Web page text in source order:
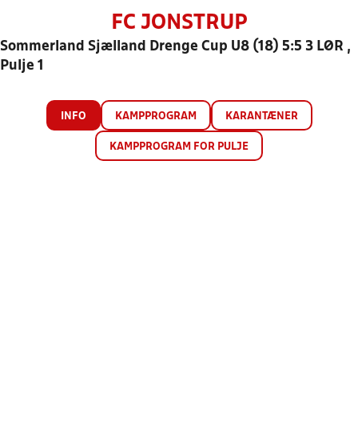
FC JONSTRUP
Sommerland Sjælland Drenge Cup U8 (18) 5:5 3 LØR ,
Pulje 1
INFO KAMPPROGRAM KARANTÆNER
KAMPPROGRAM FOR PULJE